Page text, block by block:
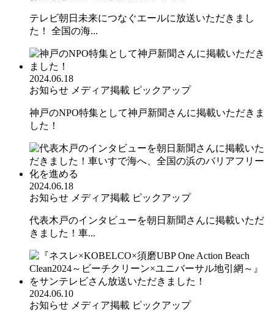
テレビ朝日未来につなぐエールに放送いただきまし
た！ 全国の海...
2024.06.18
お知らせ メディア掲載 ピックアップ
神戸のNPO特集として神戸新聞さんに掲載いただきま
した！
2024.06.18
お知らせ メディア掲載 ピックアップ
代表木戸のインタビューを朝日新聞さんに掲載いただ
きました！車...
2024.06.10
お知らせ メディア掲載 ピックアップ